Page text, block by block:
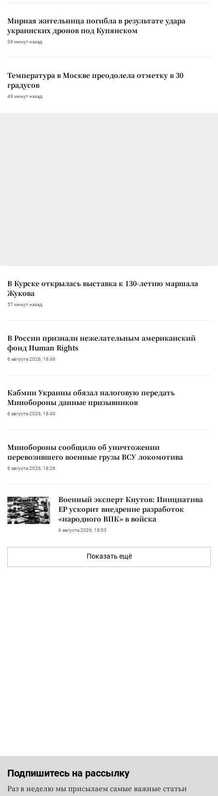
Мирная жительница погибла в результате удара
украинских дронов под Купянском
38 минут назад
Температура в Москве преодолела отметку в 30
градусов
49 минут назад
В Курске открылась выставка к 130-летию маршала
Жукова
57 минут назад
В России признали нежелательным американский
фонд Human Rights
6 августа 2026, 18:48
Кабмин Украины обязал налоговую передать
Минобороны данные призывников
6 августа 2026, 18:40
Минобороны сообщило об уничтожении
перевозившего военные грузы ВСУ локомотива
6 августа 2026, 18:28
Военный эксперт Кнутов: Инициатива
ЕР ускорит внедрение разработок
«народного ВПК» в войска
6 августа 2026, 18:03
Показать ещё
Подпишитесь на рассылку
Раз в неделю мы присылаем самые важные статьи